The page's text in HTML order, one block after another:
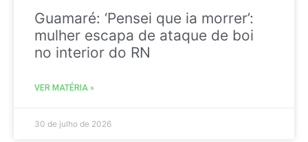
Guamaré: ‘Pensei que ia morrer’:
mulher escapa de ataque de boi
no interior do RN
VER MATÉRIA »
30 de julho de 2026